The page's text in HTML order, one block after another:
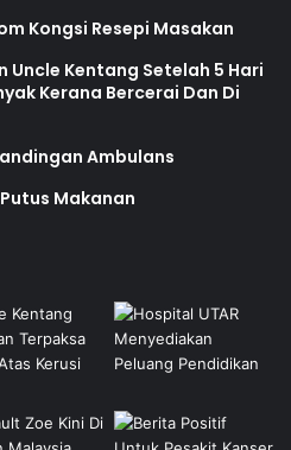
Kongsi Resepi Masakan
Uncle Kentang Setelah 5 Hari
Kerana Bercerai Dan Di
Ambulans
Makanan